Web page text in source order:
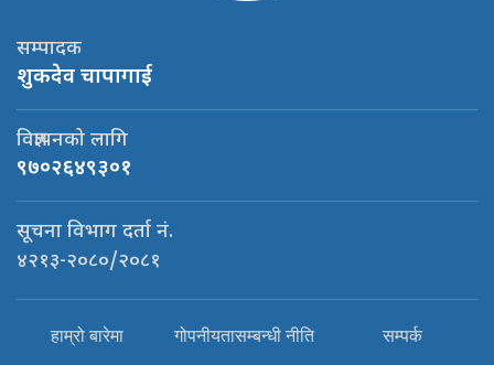
सम्पादक
शुकदेव चापागाई
विज्ञापनको लागि
९७०२६४९३०१
सूचना विभाग दर्ता नं.
४२१३-२०८०/२०८१
हाम्रो बारेमा गोपनीयतासम्बन्धी नीति सम्पर्क